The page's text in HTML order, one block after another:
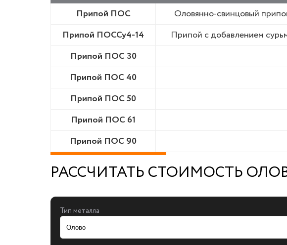
Припой ПОС
Оловянно-свинцовый
Припой ПОССу4-14
Припой с добавлением
Припой ПОС 30
Припой ПОС 40
Припой ПОС 50
Припой ПОС 61
Припой ПОС 90
РАССЧИТАТЬ СТОИМОСТЬ
Тип металла